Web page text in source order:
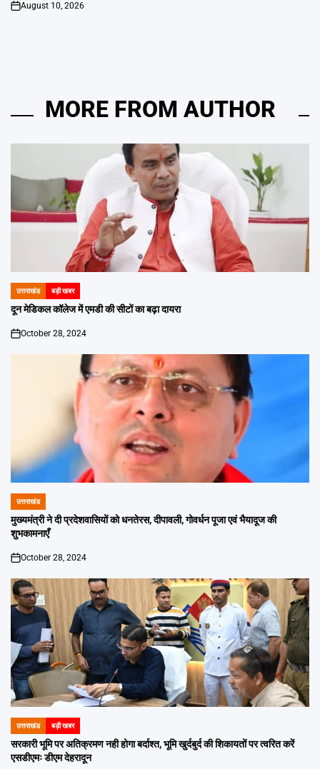
on
August 10, 2026
MORE FROM AUTHOR
POSTED
IN
उत्तराखंड बड़ी खबर
दून मेडिकल कॉलेज में एमडी की सीटों का बढ़ा दायरा
on
October 28, 2024
POSTED
IN
उत्तराखंड
मुख्यमंत्री ने दी प्रदेशवासियों को धनतेरस, दीपावली, गोवर्धन पूजा एवं भैयादूज की
शुभकामनाएँ
on
October 28, 2024
POSTED
IN
उत्तराखंड बड़ी खबर
सरकारी भूमि पर अतिक्रमण नही होगा बर्दाश्त, भूमि खुर्दबुर्द की शिकायतों पर त्वरित करें
एसडीएमः डीएम देहरादून